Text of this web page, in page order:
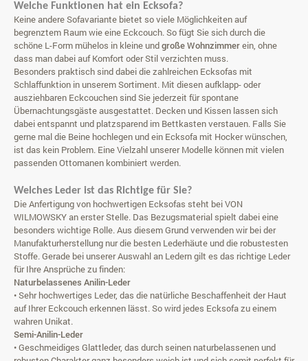
Welche Funktionen hat ein Ecksofa?
Keine andere Sofavariante bietet so viele Möglichkeiten auf
begrenztem Raum wie eine Eckcouch. So fügt Sie sich durch die
schöne L-Form mühelos in kleine undgroße Wohnzimmerein, ohne
dass man dabei auf Komfort oder Stil verzichten muss.
Besonders praktisch sind dabei die zahlreichen Ecksofas mit
Schlaffunktion in unserem Sortiment. Mit diesen aufklapp- oder
ausziehbaren Eckcouchen sind Sie jederzeit für spontane
Übernachtungsgäste ausgestattet. Decken und Kissen lassen sich
dabei entspannt und platzsparend im Bettkasten verstauen. Falls Sie
gerne mal die Beine hochlegen und ein Ecksofa mit Hocker wünschen,
ist das kein Problem. Eine Vielzahl unserer Modelle können mit vielen
passenden Ottomanen kombiniert werden.
Welches Leder ist das Richtige für Sie?
Die Anfertigung von hochwertigen Ecksofas steht bei VON
WILMOWSKY an erster Stelle. Das Bezugsmaterial spielt dabei eine
besonders wichtige Rolle. Aus diesem Grund verwenden wir bei der
Manufakturherstellung nur die besten Lederhäute und die robustesten
Stoffe. Gerade bei unserer Auswahl an Ledern gilt es das richtige Leder
für Ihre Ansprüche zu finden:
Naturbelassenes Anilin-Leder
• Sehr hochwertiges Leder, das die natürliche Beschaffenheit der Haut
auf Ihrer Eckcouch erkennen lässt. So wird jedes Ecksofa zu einem
wahren Unikat.
Semi-Anilin-Leder
• Geschmeidiges Glattleder, das durch seinen naturbelassenen und